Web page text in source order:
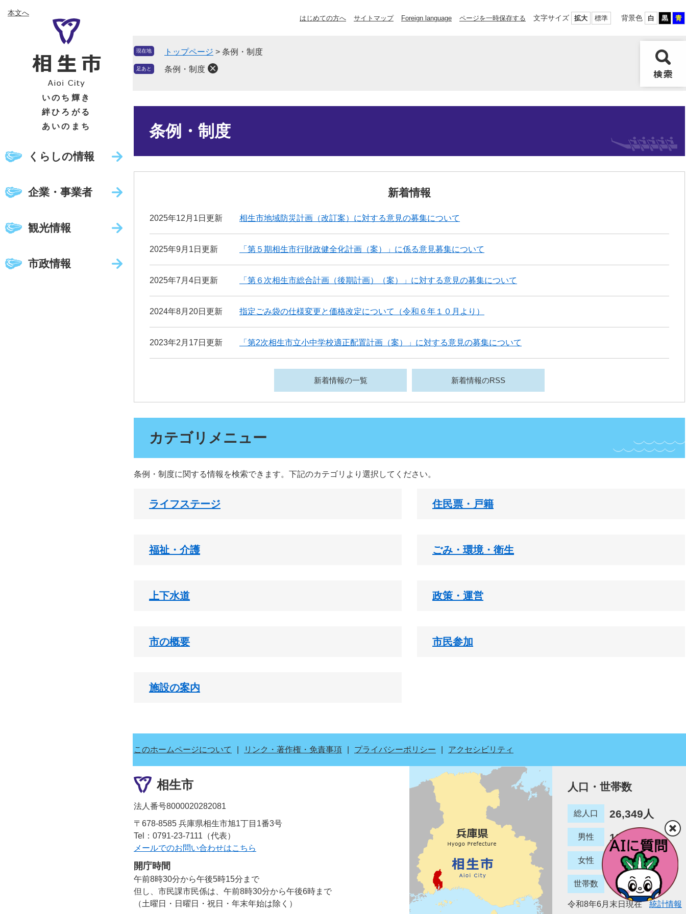
ー
ニ
本文へ
いのち輝き
絆ひろがる
あいのまち
くらしの情報
企業・事業者
観光情報
市政情報
はじめての方へ サイトマップ Foreign language ページを一時保存する 文字サイズ 拡大 標準 背景色 白 黒 青
現在地 トップページ > 条例・制度
足あと 条例・制度
条例・制度
新着情報
2025年12月1日更新 相生市地域防災計画（改訂案）に対する意見の募集について
2025年9月1日更新 「第５期相生市行財政健全化計画（案）」に係る意見募集について
2025年7月4日更新 「第６次相生市総合計画（後期計画）（案）」に対する意見の募集について
2024年8月20日更新 指定ごみ袋の仕様変更と価格改定について（令和６年１０月より）
2023年2月17日更新 「第2次相生市立小中学校適正配置計画（案）」に対する意見の募集について
新着情報の一覧 新着情報のRSS
カテゴリメニュー
条例・制度に関する情報を検索できます。下記のカテゴリより選択してください。
ライフステージ 住民票・戸籍
福祉・介護 ごみ・環境・衛生
上下水道 政策・運営
市の概要 市民参加
施設の案内
このホームページについて リンク・著作権・免責事項 プライバシーポリシー アクセシビリティ
相生市
法人番号8000020282081
〒678-8585 兵庫県相生市旭1丁目1番3号
Tel：0791-23-7111（代表）
メールでのお問い合わせはこちら
開庁時間
午前8時30分から午後5時15分まで
但し、市民課市民係は、午前8時30分から午後6時まで
（土曜日・日曜日・祝日・年末年始は除く）
人口・世帯数
総人口 26,349人
男性 12,780人
女性 13,569人
世帯数 12,887世帯
令和8年6月末日現在 統計情報